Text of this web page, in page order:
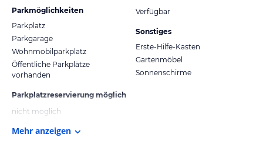
Parkmöglichkeiten
Parkplatz
Parkgarage
Wohnmobilparkplatz
Öffentliche Parkplätze
vorhanden
Parkplatzreservierung möglich
nicht möglich
Verfügbar
Sonstiges
Erste-Hilfe-Kasten
Gartenmöbel
Sonnenschirme
Mehr anzeigen